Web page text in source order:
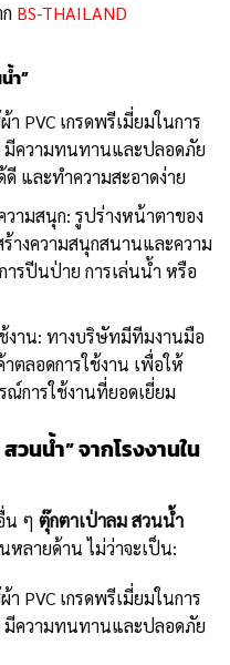
BS-THAILAND
ำ”
PVC เกรดพรีเมี่ยมในการ
มีความทนทานและปลอดภัย
และทำความสะอาดง่าย
ามสนุก: รูปร่างหน้าตาของ
างความสนุกสนานและความ
รปีนป่าย การเล่นน้ำ หรือ
งาน: ทางบริษัทมีทีมงานมือ
ตลอดการใช้งาน เพื่อให้
ณ์การใช้งานที่ยอดเยี่ยม
วนน้ำ” จากโรงงานใน
น ๆ ตุ๊กตาเป่าลม สวนน้ำ
หลายด้าน ไม่ว่าจะเป็น:
PVC เกรดพรีเมี่ยมในการ
มีความทนทานและปลอดภัย